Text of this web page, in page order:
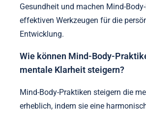
Gesundheit und machen Mind-
effektiven Werkzeugen für die
Entwicklung.
Wie können Mind-Body-
mentale Klarheit steigern?
Mind-Body-Praktiken steigern die
erheblich, indem sie eine